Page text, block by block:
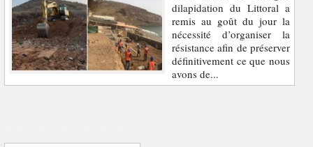
dilapidation du Littoral a
remis au goût du jour la
nécessité d’organiser la
résistance afin de préserver
définitivement ce que nous
avons de...